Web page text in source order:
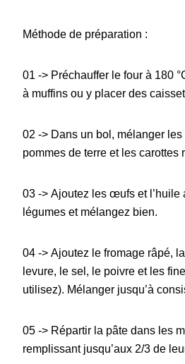
Méthode de préparation :
01 -> Préchauffer le four à 180
à muffins ou y placer des
02 -> Dans un bol, mélanger
pommes de terre et les carottes
03 -> Ajoutez les œufs et l’huile
légumes et mélangez bien.
04 -> Ajoutez le fromage râpé,
levure, le sel, le poivre et les
utilisez). Mélanger jusqu’à
05 -> Répartir la pâte dans les
remplissant jusqu’aux 2/3 de